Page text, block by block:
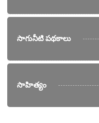
సాగునీటి పథకాలు
సాహిత్యం